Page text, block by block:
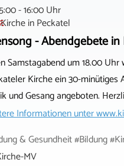
- 16:00 Uhr
KircheinPeckatel
- Abendgebete in
Samstagabend um 18.00 Uhr
Kirche ein 30-minütiges
und Gesang angeboten.
Informationen unter
& Gesundheit #Bildung
MV